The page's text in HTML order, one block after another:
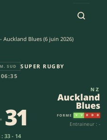
Blues (6 juin 2026)
-
SUD
SUPER RUGBY
31
33 - 14
NZ
Auckland
Blues
FORME V V D D D
Entraineur : -